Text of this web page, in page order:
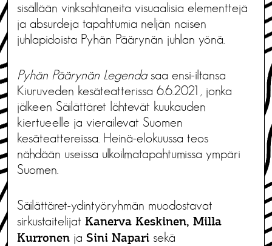
sisällään vinksahtaneita visuaalisia elementtejä
ja absurdeja tapahtumia neljän naisen
juhlapidoista Pyhän Päärynän juhlan yönä.
Pyhän Päärynän Legendasaa ensi-iltansa
Kiuruveden kesäteatterissa 6.6.2021, jonka
jälkeen Säilättäret lähtevät kuukauden
kiertueelle ja vierailevat Suomen
kesäteattereissa. Heinä-elokuussa teos
nähdään useissa ulkoilmatapahtumissa ympäri
Suomen.
Säilättäret-ydintyöryhmän muodostavat
sirkustaitelijat Kanerva Keskinen, Milla
Kurronen ja Sini Napari sekä